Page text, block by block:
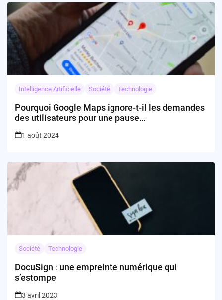
Intelligence Artificielle Société Technologie
Pourquoi Google Maps ignore-t-il les demandes
des utilisateurs pour une pause
1 août 2024
Société Technologie
DocuSign : une empreinte numérique qui
s’estompe
3 avril 2023